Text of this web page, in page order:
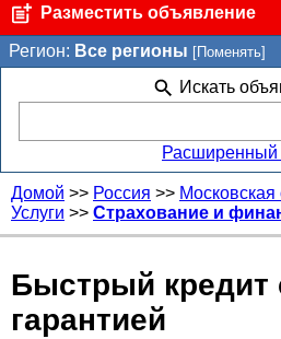
Разместить объявление
Регион: Все регионы [Поменять]
Искать
Расширенный
Домой >> Россия >> Московская
Услуги >> Страхование и
Быстрый кредит
гарантией